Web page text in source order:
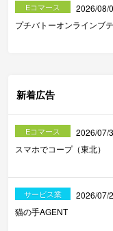
Eコマース
2026/08/
プチバトーオンラインブ
新着広告
Eコマース
2026/07/
スマホでコープ（東北）
サービス業
2026/07/
猫の手AGENT